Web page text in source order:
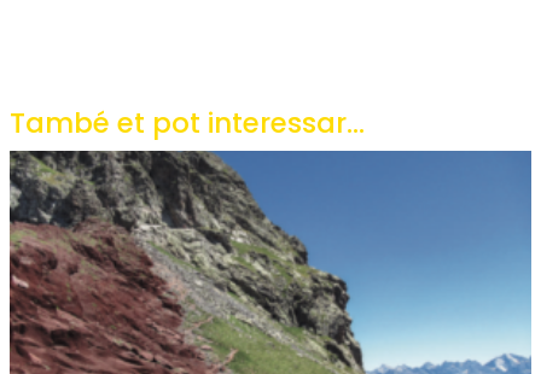
També et pot interessar...